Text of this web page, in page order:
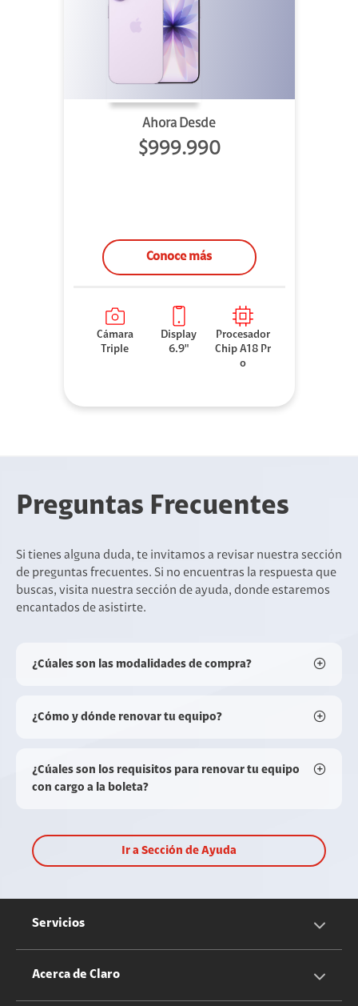
Ahora Desde
$999.990
Conoce más
Cámara
Triple
Display
6.9"
Procesador
Chip A18 Pr
o
Preguntas Frecuentes
Si tienes alguna duda, te invitamos a revisar nuestra sección
de preguntas frecuentes. Si no encuentras la respuesta que
buscas, visita nuestra sección de ayuda, donde estaremos
encantados de asistirte.
¿Cúales son las modalidades de compra?
¿Cómo y dónde renovar tu equipo?
¿Cúales son los requisitos para renovar tu equipo
con cargo a la boleta?
Ir a Sección de Ayuda
Servicios
Servicios Móviles
Acerca de Claro